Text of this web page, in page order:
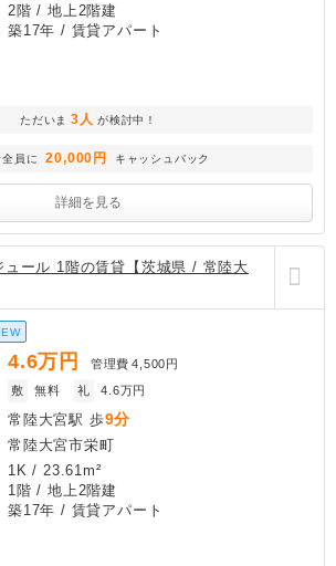
2階 / 地上2階建
築17年 / 賃貸アパート
ただいま 3人 が検討中！
員に 20,000円 キャッシュバック
詳細を見る
ュール 1階の賃貸【茨城県 / 常陸大
4.6万円 管理費 4,500円
敷
無料 礼 4.6万円
常陸大宮駅 歩9分
常陸大宮市栄町
1K / 23.61m²
1階 / 地上2階建
築17年 / 賃貸アパート